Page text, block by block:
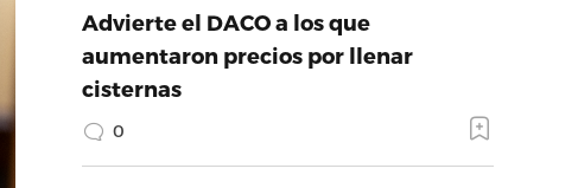
Advierte el DACO a los que
aumentaron precios por llenar
cisternas
0